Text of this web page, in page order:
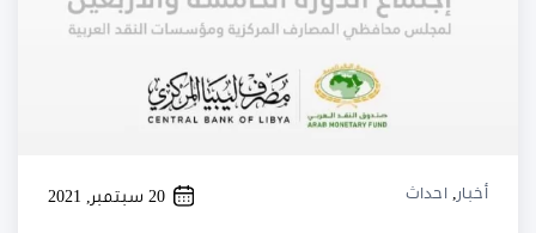
أخبار , احداث 20 سبتمبر, 2021